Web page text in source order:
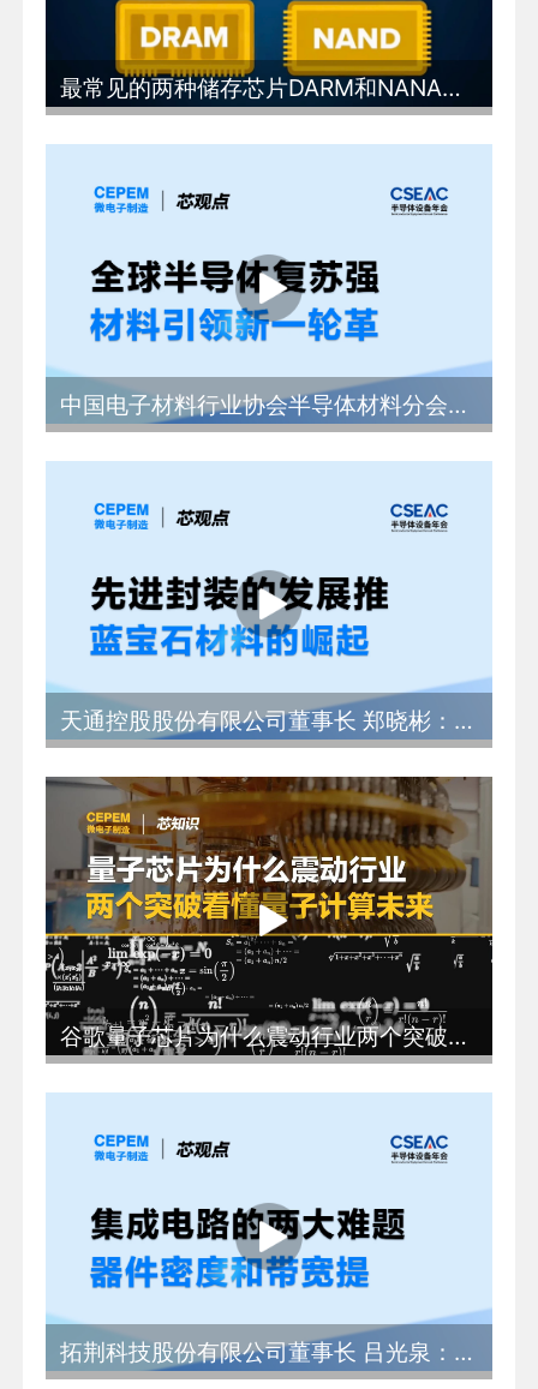
最常见的两种储存芯片DARM和NANA究竟有什么区别
中国电子材料行业协会半导体材料分会秘书长 林健：全球半导体复苏强劲材料引领新一轮革命
天通控股股份有限公司董事长 郑晓彬：先进封装的发展推动蓝宝石材料的崛起
谷歌量子芯片为什么震动行业两个突破看懂量子计算未来
拓荆科技股份有限公司董事长 吕光泉：集成电路的两大难题，器件密度和带宽提升